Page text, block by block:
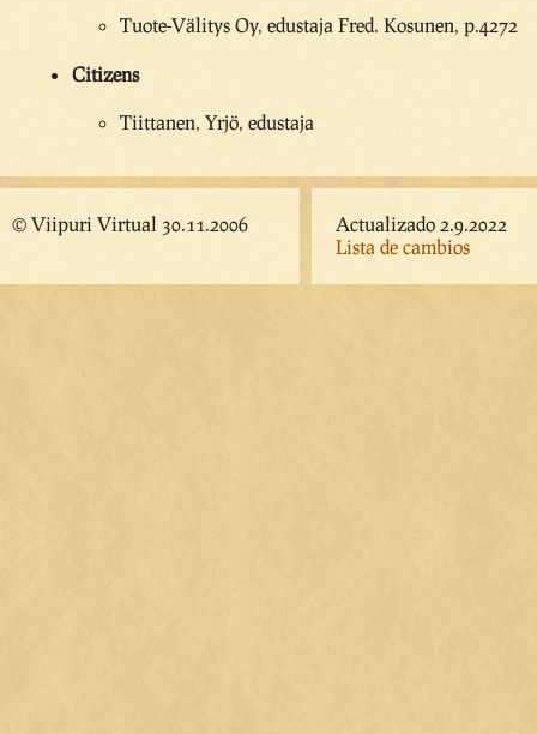
Tuote-Välitys Oy, edustaja Fred. Kosunen, p.4272
Citizens
Tiittanen, Yrjö, edustaja
© Viipuri Virtual 30.11.2006
Actualizado 2.9.2022
Lista de cambios